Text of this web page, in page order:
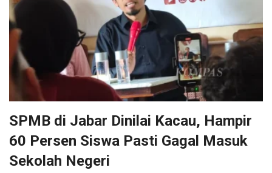
SPMB di Jabar Dinilai Kacau, Hampir
60 Persen Siswa Pasti Gagal Masuk
Sekolah Negeri